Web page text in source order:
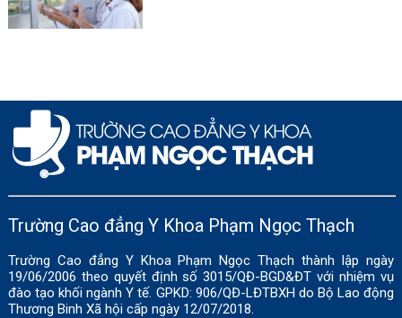
Trường Cao đẳng Y Khoa Phạm Ngọc Thạch
Trường Cao đẳng Y Khoa Phạm Ngọc Thạch thành lập ngày
19/06/2006 theo quyết định số 3015/QĐ-BGD&ĐT với nhiệm vụ
đào tạo khối ngành Y tế. GPKD: 906/QĐ-LĐTBXH do Bộ Lao động
Thương Binh Xã hội cấp ngày 12/07/2018.